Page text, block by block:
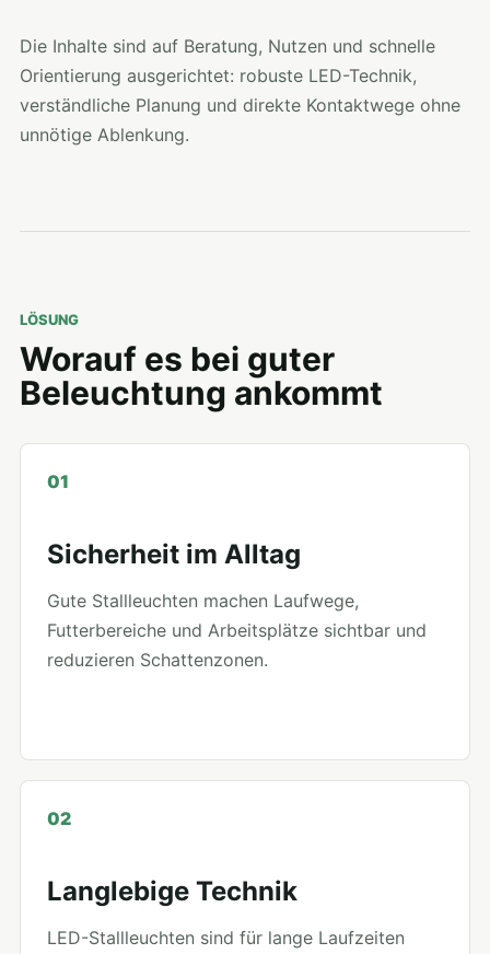
Die Inhalte sind auf Beratung, Nutzen und schnelle
Orientierung ausgerichtet: robuste LED-Technik,
verständliche Planung und direkte Kontaktwege ohne
unnötige Ablenkung.
LÖSUNG
Worauf es bei guter
Beleuchtung ankommt
01
Sicherheit im Alltag
Gute Stallleuchten machen Laufwege,
Futterbereiche und Arbeitsplätze sichtbar und
reduzieren Schattenzonen.
02
Langlebige Technik
LED-Stallleuchten sind für lange Laufzeiten